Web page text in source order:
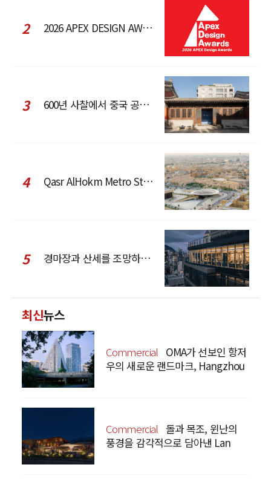
2 2026 APEX DESIGN AWARDS
3 600년 사찰에서 중국 공예와 현대 패션을 직조한 ZARA x Fanglu Lin Pop-Up
4 Qasr AlHokm Metro Station, 구도심과 현대 공공 인프라의 접점을 제안하다
5 경마장과 산세를 조망하는 CCD Hong Kong Creative Center
최신뉴스
Commercial OMA가 선보인 항저
우의 새로운 랜드마크, Hangzhou
Commercial 돌과 목조, 윈난의
풍경을 감각적으로 담아낸 Lan